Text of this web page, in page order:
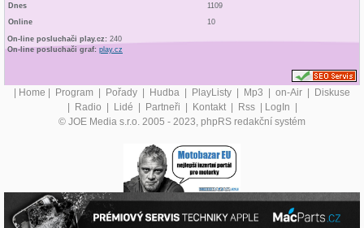
Dnes
1109
Online
10
On-line posluchači play.cz: 240
On-line posluchači graf: play.cz
| Home | Program | Pořady | Hudba | PlayListy | Mp3 | on-Air | Diskuse
| Radio | Lidé | Partneři | Kontakt | Rss | LogIn |
© JOE Media s.r.o. 2005 - 2023, phpRS redakční systém